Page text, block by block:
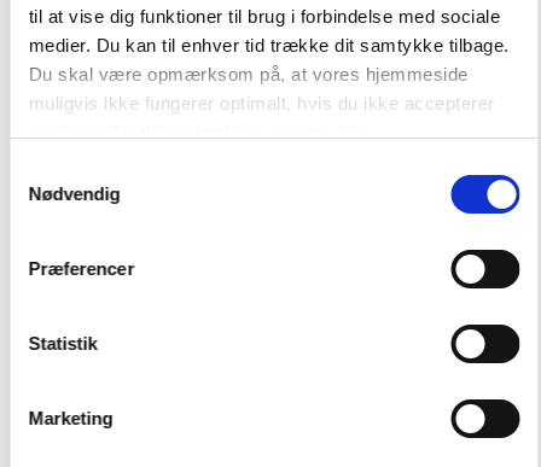
til at vise dig funktioner til brug i forbindelse med sociale
medier. Du kan til enhver tid trække dit samtykke tilbage.
Du skal være opmærksom på, at vores hjemmeside
muligvis ikke fungerer optimalt, hvis du ikke accepterer
Nødvendig
Præferencer
Statistik
Marketing
Hent flere
Dansk